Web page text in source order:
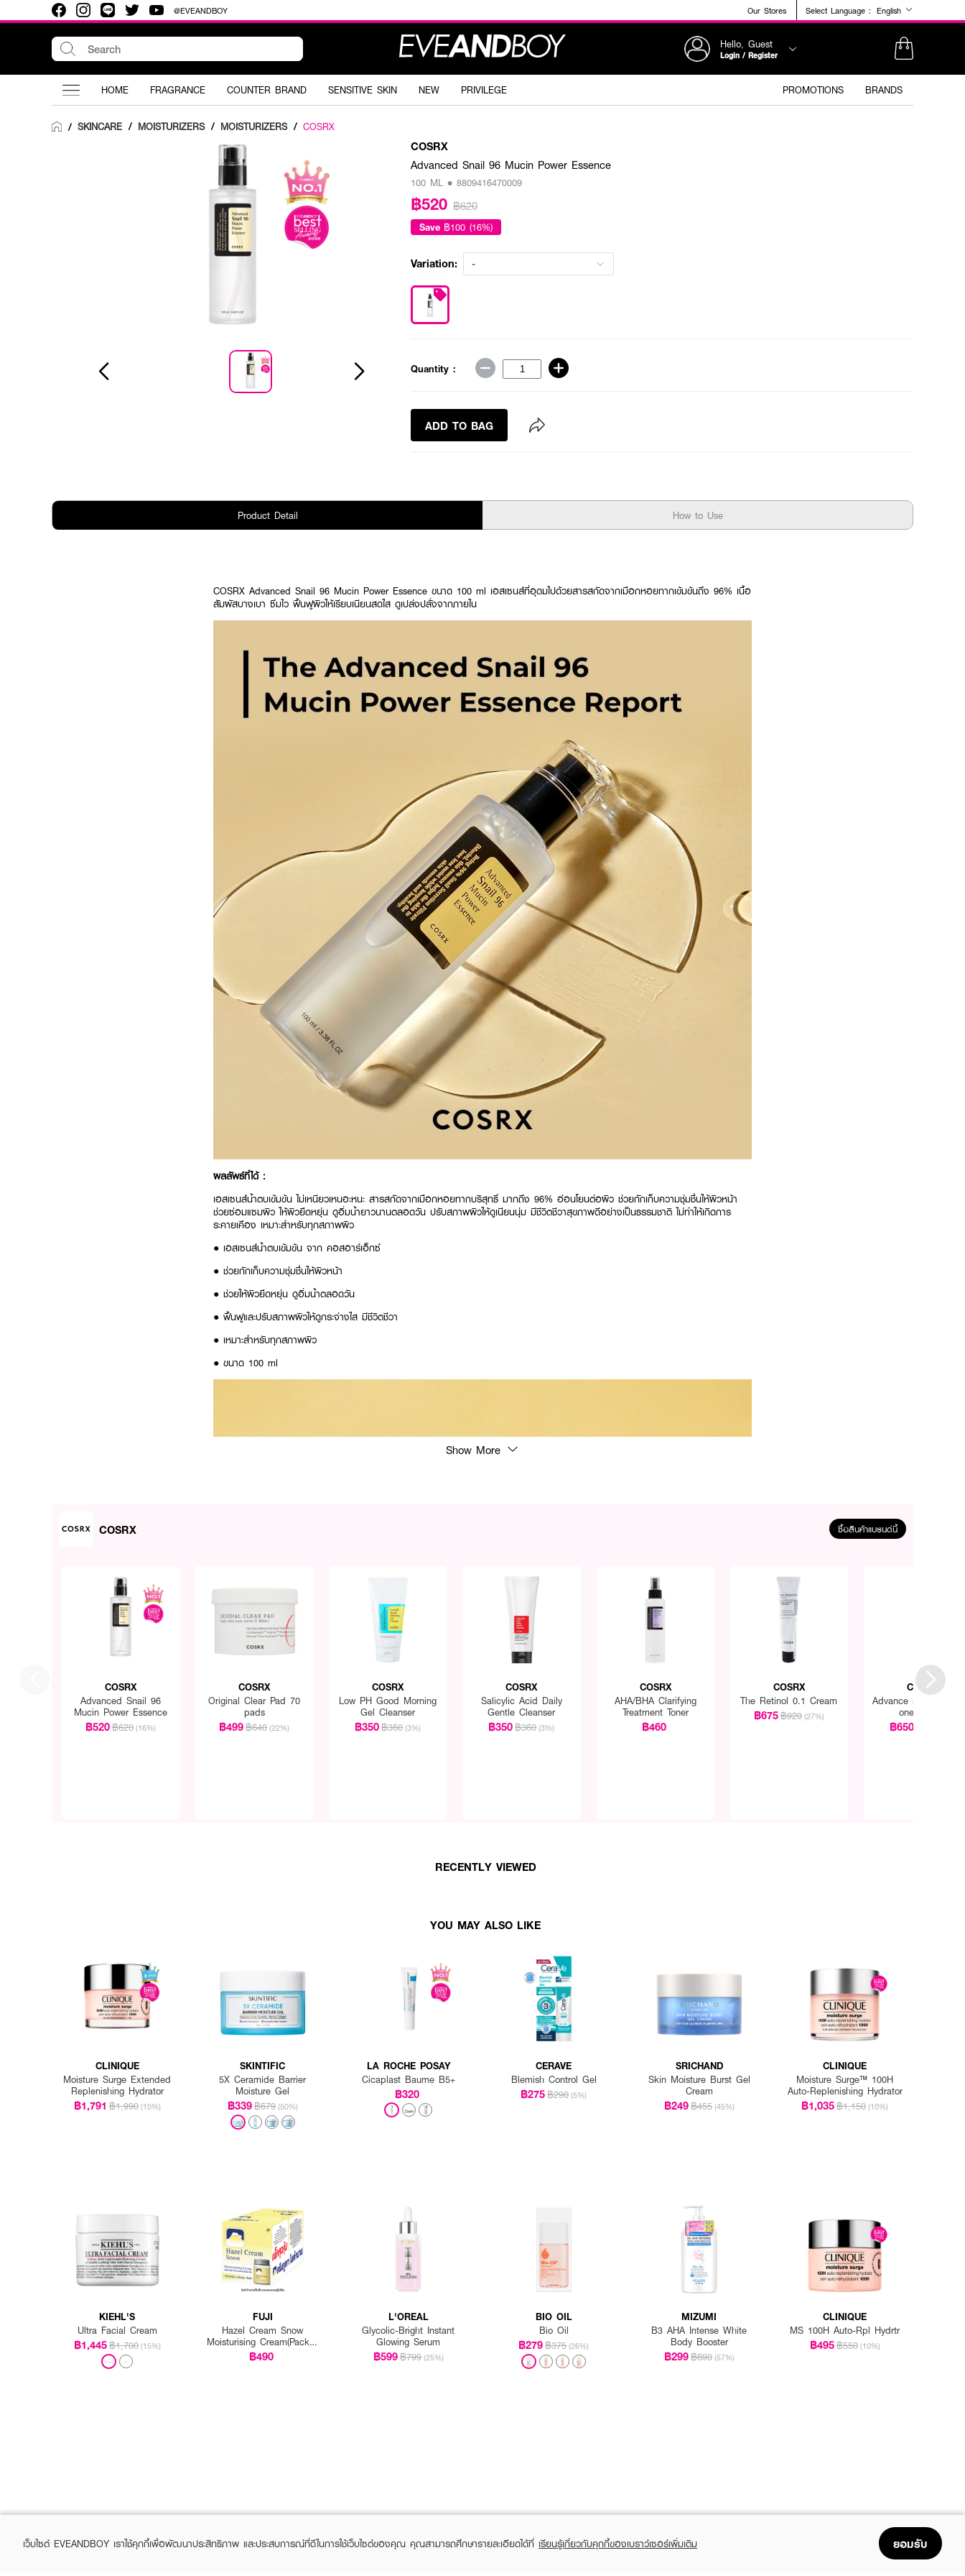
@EVEANDBOY Our Stores Select Language : English
Hello, Guest
Login / Register
HOME FRAGRANCE COUNTER BRAND SENSITIVE SKIN NEW PRIVILEGE PROMOTIONS BRANDS
/ SKINCARE / MOISTURIZERS / MOISTURIZERS / COSRX
COSRX
Advanced Snail 96 Mucin Power Essence
100 ML • 8809416470009
฿520 ฿620
Save ฿100 (16%)
Variation: -
Quantity :
ADD TO BAG
Product Detail How to Use
COSRX Advanced Snail 96 Mucin Power Essence ขนาด 100 ml เอสเซนส์ที่อุดมไปด้วยสารสกัดจากเมือกหอยทากเข้มข้นถึง 96% เนื้อ
สัมผัสบางเบา ซึมไว ฟื้นฟูผิวให้เรียบเนียนสดใส ดูเปล่งปลั่งจากภายใน
ผลลัพธ์ที่ได้ :
เอสเซนส์น้ำตบเข้มข้น ไม่เหนียวเหนอะหนะ สารสกัดจากเมือกหอยทากบริสุทธิ์ มากถึง 96% อ่อนโยนต่อผิว ช่วยกักเก็บความชุ่มชื่นให้ผิวหน้า
ช่วยซ่อมแซมผิว ให้ผิวยืดหยุ่น ดูอิ่มน้ำยาวนานตลอดวัน ปรับสภาพผิวให้ดูเนียนนุ่ม มีชีวิตชีวาสุขภาพดีอย่างเป็นธรรมชาติ ไม่ทำให้เกิดการ
ระคายเคือง เหมาะสำหรับทุกสภาพผิว
● เอสเซนส์น้ำตบเข้มข้น จาก คอสอาร์เอ็กซ์
● ช่วยกักเก็บความชุ่มชื่นให้ผิวหน้า
● ช่วยให้ผิวยืดหยุ่น ดูอิ่มน้ำตลอดวัน
● ฟื้นฟูและปรับสภาพผิวให้ดูกระจ่างใส มีชีวิตชีวา
● เหมาะสำหรับทุกสภาพผิว
● ขนาด 100 ml
Show More
COSRX ซื้อสินค้าแบรนด์นี้
COSRX
Advanced Snail 96
Mucin Power Essence
฿520฿620 (16%)
COSRX
Original Clear Pad 70
pads
฿499฿640 (22%)
COSRX
Low PH Good Morning
Gel Cleanser
฿350฿360 (3%)
COSRX
Salicylic Acid Daily
Gentle Cleanser
฿350฿360 (3%)
COSRX
AHA/BHA Clarifying
Treatment Toner
฿460
COSRX
The Retinol 0.1 Cream
฿675฿920 (27%)
COSRX
Advance Snail 92 All
one Cream
฿650
RECENTLY VIEWED
YOU MAY ALSO LIKE
CLINIQUE
Moisture Surge Extended
Replenishing Hydrator
฿1,791 ฿1,990 (10%)
SKINTIFIC
5X Ceramide Barrier
Moisture Gel
฿339฿679 (50%)
LA ROCHE POSAY
Cicaplast Baume B5+
฿320
CERAVE
Blemish Control Gel
฿275฿290 (5%)
SRICHAND
Skin Moisture Burst Gel
Cream
฿249฿455 (45%)
CLINIQUE
Moisture Surge™ 100H
Auto-Replenishing Hydrator
฿1,035฿1,150 (10%)
KIEHL'S
Ultra Facial Cream
฿1,445฿1,700 (15%)
FUJI
Hazel Cream Snow
Moisturising Cream(Pack 1
Get 1 Free)
฿490
L'OREAL
Glycolic-Bright Instant
Glowing Serum
฿599฿799 (25%)
BIO OIL
Bio Oil
฿279฿375 (26%)
MIZUMI
B3 AHA Intense White
Body Booster
฿299฿690 (57%)
CLINIQUE
MS 100H Auto-Rpl Hydrtr
฿495฿550 (10%)
เว็บไซต์ EVEANDBOY เราใช้คุกกี้เพื่อพัฒนาประสิทธิภาพ และประสบการณ์ที่ดีในการใช้เว็บไซต์ของคุณ คุณสามารถศึกษารายละเอียดได้ที่ เรียนรู้เกี่ยวกับคุกกี้ของเบราว์เซอร์เพิ่มเติม ยอมรับ